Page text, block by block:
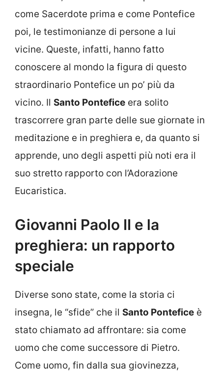
come Sacerdote prima e come Pontefice
poi, le testimonianze di persone a lui
vicine. Queste, infatti, hanno fatto
conoscere al mondo la figura di questo
straordinario Pontefice un po’ più da
vicino. Il Santo Pontefice era solito
trascorrere gran parte delle sue giornate in
meditazione e in preghiera e, da quanto si
apprende, uno degli aspetti più noti era il
suo stretto rapporto con l’Adorazione
Eucaristica.
Giovanni Paolo II e la
preghiera: un rapporto
speciale
Diverse sono state, come la storia ci
insegna, le “sfide” che il Santo Pontefice è
stato chiamato ad affrontare: sia come
uomo che come successore di Pietro.
Come uomo, fin dalla sua giovinezza,